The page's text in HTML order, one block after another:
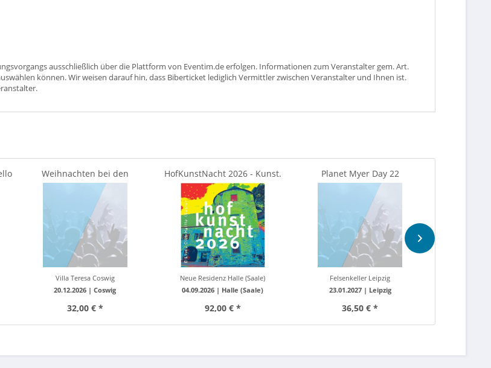
ausschließlich über die Plattform von Eventim.de erfolgen. Informationen zum Veranstalter gem. Art.
können. Wir weisen darauf hin, dass Biberticket lediglich Vermittler zwischen Veranstalter und Ihnen ist.
Weihnachten bei den
Buddenbrooks - S. Böttger &...
Villa Teresa Coswig
20.12.2026 |Coswig
32,00 € *
HofKunstNacht 2026 - Kunst.
Genuss. Engagement
Neue Residenz Halle (Saale)
04.09.2026 | Halle (Saale)
92,00 € *
Planet Myer Day 22
Felsenkeller Leipzig
23.01.2027 | Leipzig
36,50 € *